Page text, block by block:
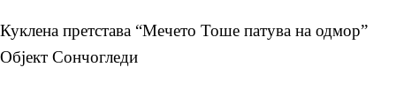
Куклена претстава “Мечето Тоше патува на одмор”
Објект Сончогледи